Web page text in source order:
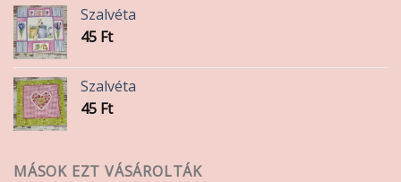
Szalvéta
45 Ft
Szalvéta
45 Ft
MÁSOK EZT VÁSÁROLTÁK